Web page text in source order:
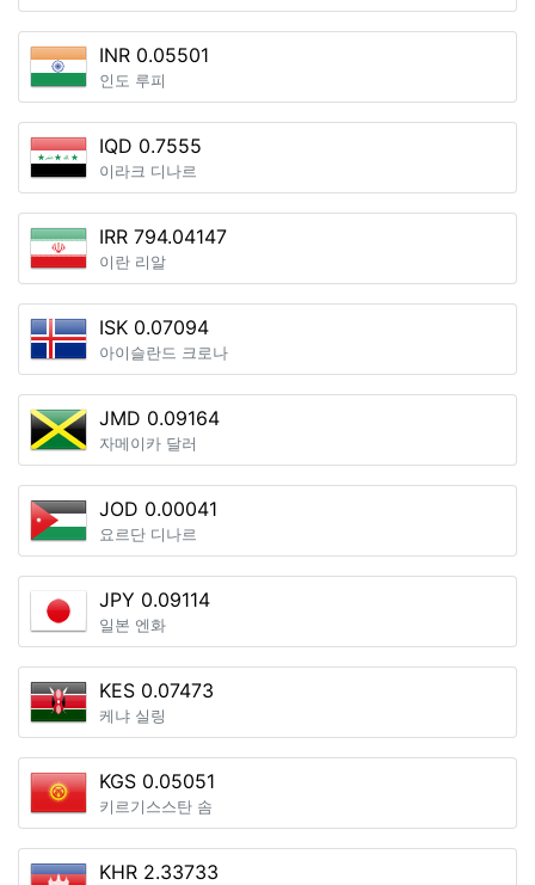
INR 0.05501
인도 루피
IQD 0.7555
이라크 디나르
IRR 794.04147
이란 리알
ISK 0.07094
아이슬란드 크로나
JMD 0.09164
자메이카 달러
JOD 0.00041
요르단 디나르
JPY 0.09114
일본 엔화
KES 0.07473
케냐 실링
KGS 0.05051
키르기스스탄 솜
KHR 2.33733